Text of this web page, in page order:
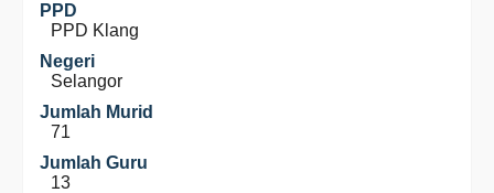
PPD
PPD Klang
Negeri
Selangor
Jumlah Murid
71
Jumlah Guru
13